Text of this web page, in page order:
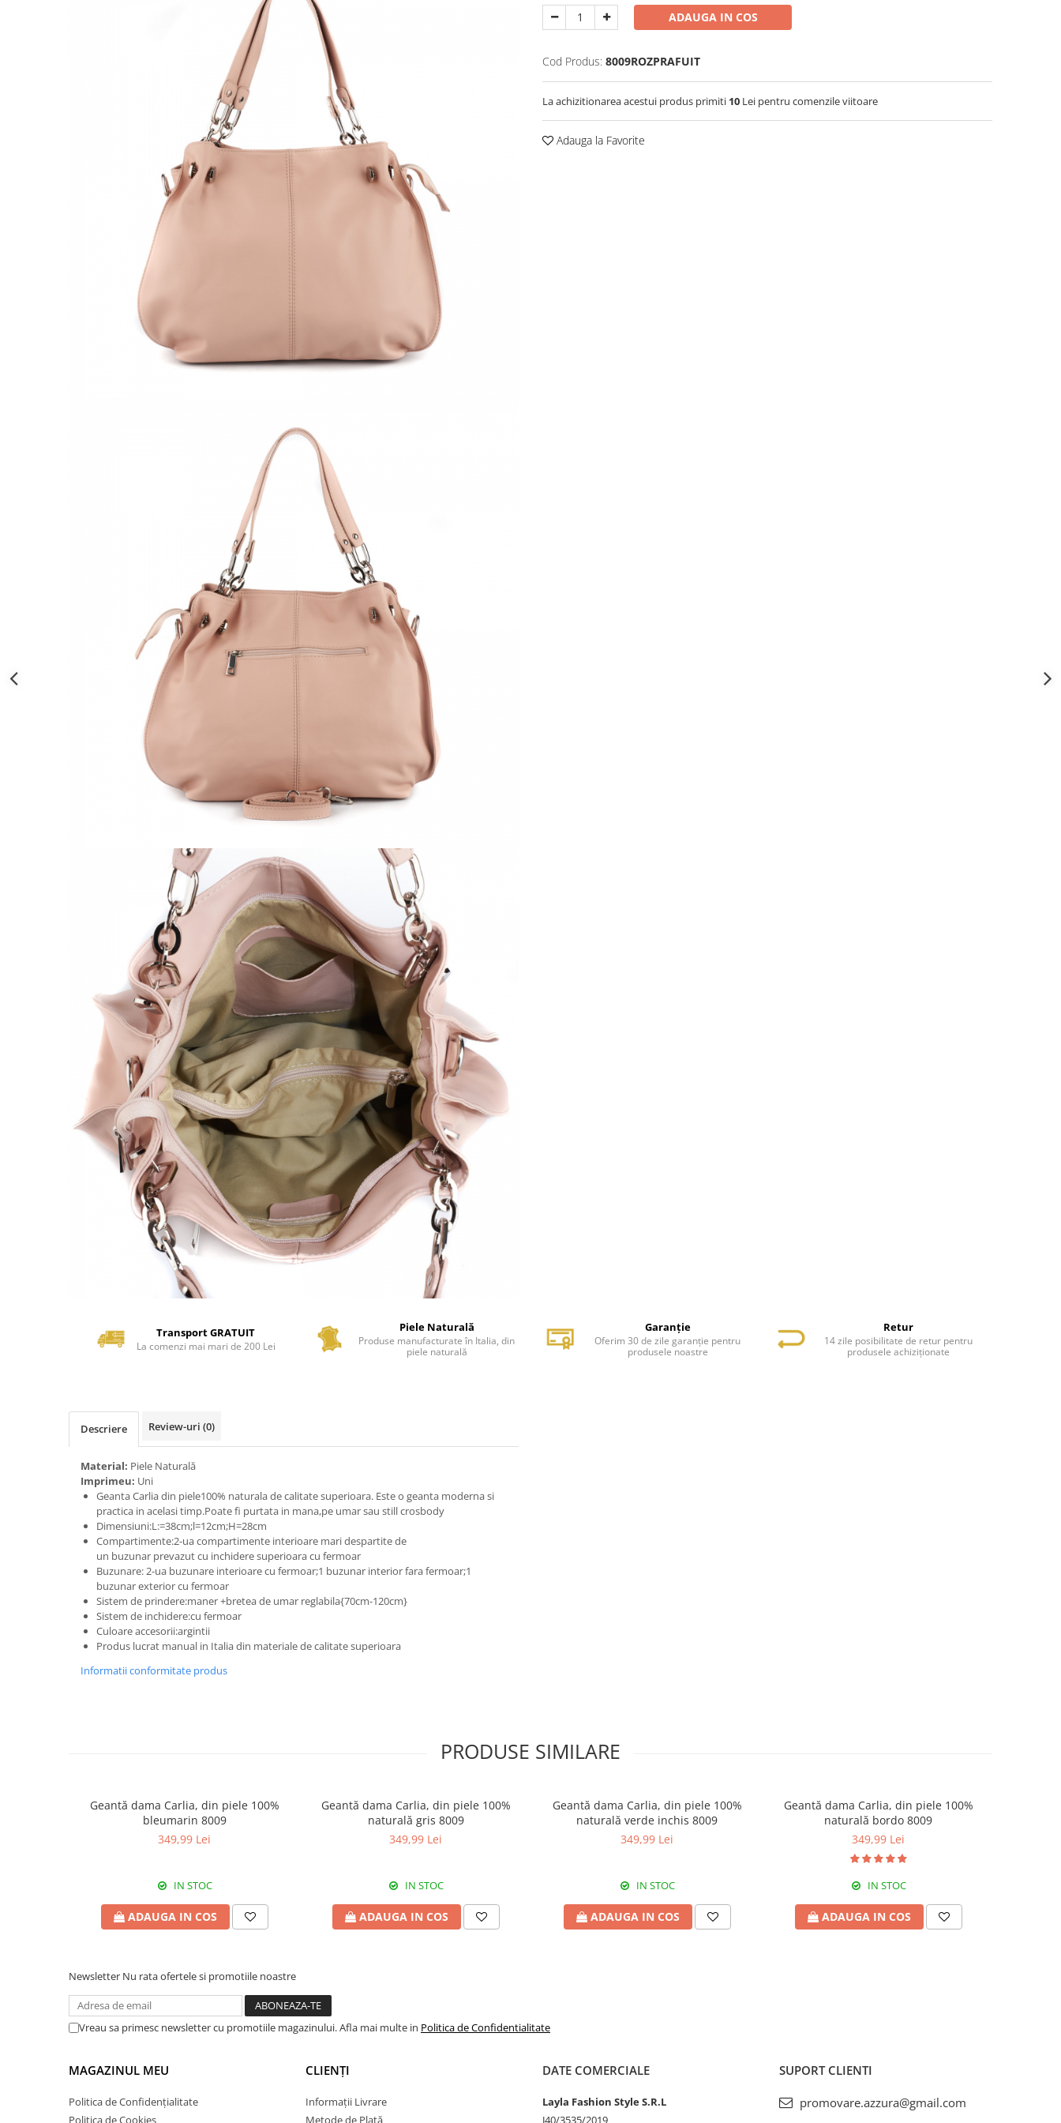
ADAUGA IN COS
Cod Produs: 8009ROZPRAFUIT
La achizitionarea acestui produs primiti 10 Lei pentru comenzile viitoare
Adauga la Favorite
Transport GRATUIT
La comenzi mai mari de 200 Lei
Piele Naturală
Produse manufacturate în Italia, din
piele naturală
Garanție
Oferim 30 de zile garanție pentru
produsele noastre
Retur
14 zile posibilitate de retur pentru
produsele achiziționate
Descriere Review-uri (0)
Material: Piele Naturală
Imprimeu: Uni
Geanta Carlia din piele100% naturala de calitate superioara. Este o geanta moderna si
practica in acelasi timp.Poate fi purtata in mana,pe umar sau still crosbody
Dimensiuni:L:=38cm;l=12cm;H=28cm
Compartimente:2-ua compartimente interioare mari despartite de
un buzunar prevazut cu inchidere superioara cu fermoar
Buzunare: 2-ua buzunare interioare cu fermoar;1 buzunar interior fara fermoar;1
buzunar exterior cu fermoar
Sistem de prindere:maner +bretea de umar reglabila{70cm-120cm}
Sistem de inchidere:cu fermoar
Culoare accesorii:argintii
Produs lucrat manual in Italia din materiale de calitate superioara
Informatii conformitate produs
PRODUSE SIMILARE
Geantă dama Carlia, din piele 100%
bleumarin 8009
349,99 Lei
IN STOC
ADAUGA IN COS
Geantă dama Carlia, din piele 100%
naturală gris 8009
349,99 Lei
IN STOC
ADAUGA IN COS
Geantă dama Carlia, din piele 100%
naturală verde inchis 8009
349,99 Lei
IN STOC
ADAUGA IN COS
Geantă dama Carlia, din piele 100%
naturală bordo 8009
349,99 Lei
IN STOC
ADAUGA IN COS
Newsletter Nu rata ofertele si promotiile noastre
Vreau sa primesc newsletter cu promotiile magazinului. Afla mai multe in Politica de Confidentialitate
MAGAZINUL MEU
Politica de Confidențialitate
Politica de Cookies
CLIENȚI
Informații Livrare
Metode de Plată
DATE COMERCIALE
Layla Fashion Style S.R.L
J40/3535/2019
SUPORT CLIENTI
promovare.azzura@gmail.com